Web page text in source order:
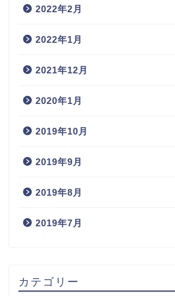
2022年2月
2022年1月
2021年12月
2020年1月
2019年10月
2019年9月
2019年8月
2019年7月
カテゴリー